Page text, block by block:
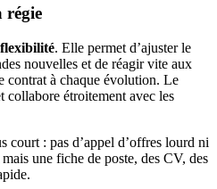
régie
flexibilité. Elle permet d’ajuster le
nouvelles et de réagir vite aux
contrat à chaque évolution. Le
collabore étroitement avec les
court : pas d’appel d’offres lourd ni
une fiche de poste, des CV, des